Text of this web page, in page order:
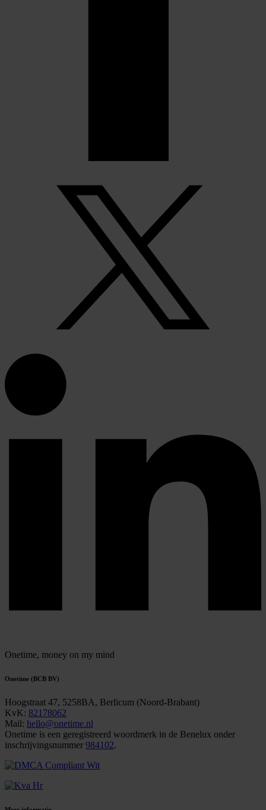
Onetime, money on my mind
Onetime (BCB BV)
Hoogstraat 47, 5258BA, Berlicum (Noord-Brabant)
KvK: 82178062
Mail: hello@onetime.nl
Onetime is een geregistreerd woordmerk in de Benelux onder
inschrijvingsnummer 984102.